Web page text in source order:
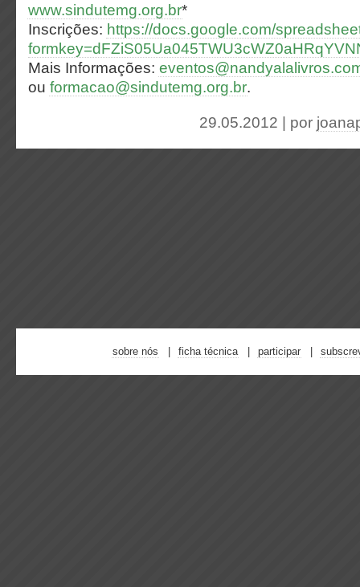
www.sindutemg.org.br*
Inscrições: https://docs.google.com/
Mais Informações:
ou formacao@sindutemg.org.br.
29.05.2012 | por
sobre nós ficha técnica participar